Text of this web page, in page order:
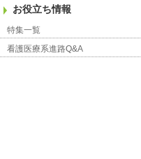
お役立ち情報
特集一覧
看護医療系進路Q&A